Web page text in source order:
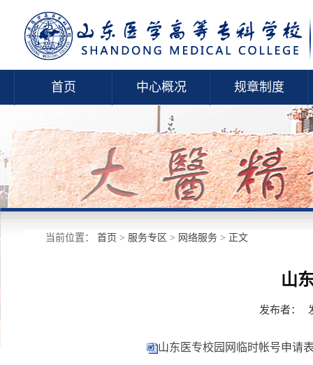
首页 中心概况 规章制度
当前位置： 首页 > 服务专区 > 网络服务 > 正文
山
发布者：
山东医专校园网临时帐号申请